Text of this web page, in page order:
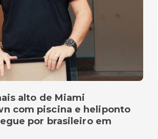
alto de Miami
com piscina e heliponto
por brasileiro em